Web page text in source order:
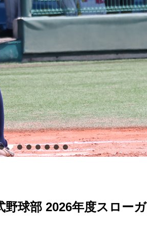
野球部 2026年度スロー